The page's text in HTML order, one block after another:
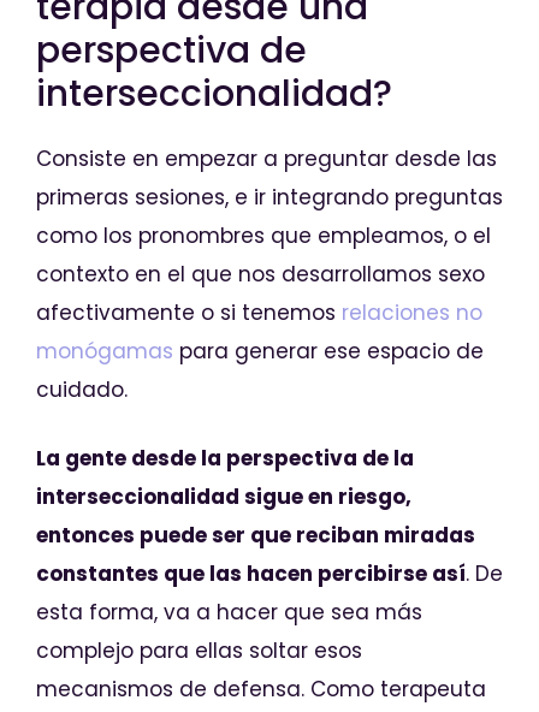
perspectiva de
interseccionalidad?
Consiste en empezar a preguntar desde las
primeras sesiones, e ir integrando preguntas
como los pronombres que empleamos, o el
contexto en el que nos desarrollamos sexo
afectivamente o si tenemos relaciones no
monógamas para generar ese espacio de
cuidado.
La gente desde la perspectiva de la
interseccionalidad sigue en riesgo,
entonces puede ser que reciban miradas
constantes que las hacen percibirse así. De
esta forma, va a hacer que sea más
complejo para ellas soltar esos
mecanismos de defensa. Como terapeuta